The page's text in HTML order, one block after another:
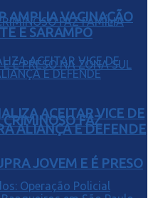
FAZ
JOVEM E É PRESO
AMPLIA VACINAÇÃO
E SARAMPO
ACEITAR VICE DE
ALIANÇA E DEFENDE